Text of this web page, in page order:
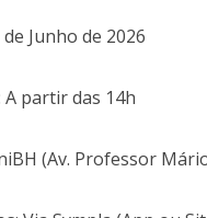
Junho de 2026
partir das 14h
(Av. Professor